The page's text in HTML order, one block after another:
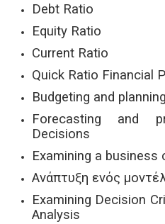
Debt Ratio
Equity Ratio
Current Ratio
Quick Ratio Financial
Budgeting and
Forecasting and
Decisions
Examining a business
Ανάπτυξη ενός
Examining Decision
Analysis